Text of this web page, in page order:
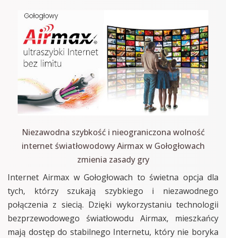
Niezawodna szybkość i nieograniczona wolność
internet światłowodowy Airmax w Gołogłowach
zmienia zasady gry
Internet Airmax w Gołogłowach to świetna opcja dla
tych, którzy szukają szybkiego i niezawodnego
połączenia z siecią. Dzięki wykorzystaniu technologii
bezprzewodowego światłowodu Airmax, mieszkańcy
mają dostęp do stabilnego Internetu, który nie boryka